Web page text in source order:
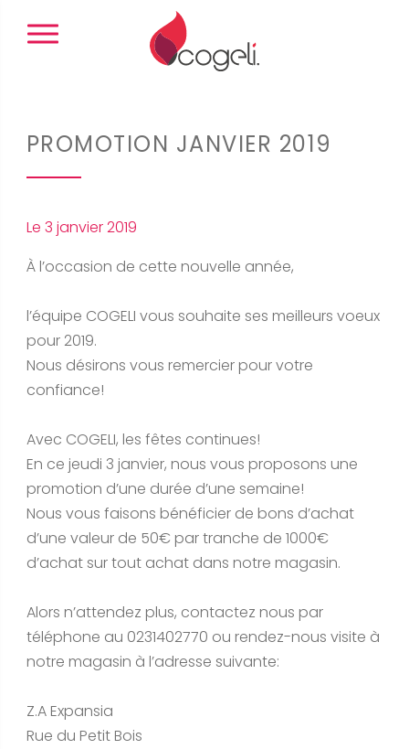
Panneau de gestion des cookies
PROMOTION JANVIER 2019
Le 3 janvier 2019
À l’occasion de cette nouvelle année,
l’équipe COGELI vous souhaite ses meilleurs voeux
pour 2019.
Nous désirons vous remercier pour votre
confiance!
Avec COGELI, les fêtes continues!
En ce jeudi 3 janvier, nous vous proposons une
promotion d’une durée d’une semaine!
Nous vous faisons bénéficier de bons d’achat
d’une valeur de 50€ par tranche de 1000€
d’achat sur tout achat dans notre magasin.
Alors n’attendez plus, contactez nous par
téléphone au 0231402770 ou rendez-nous visite à
notre magasin à l’adresse suivante:
Z.A Expansia
Rue du Petit Bois